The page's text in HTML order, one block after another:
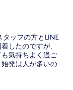
ッフの方とLINE
したのですが、
気持ちよく過ご
発は人が多いの